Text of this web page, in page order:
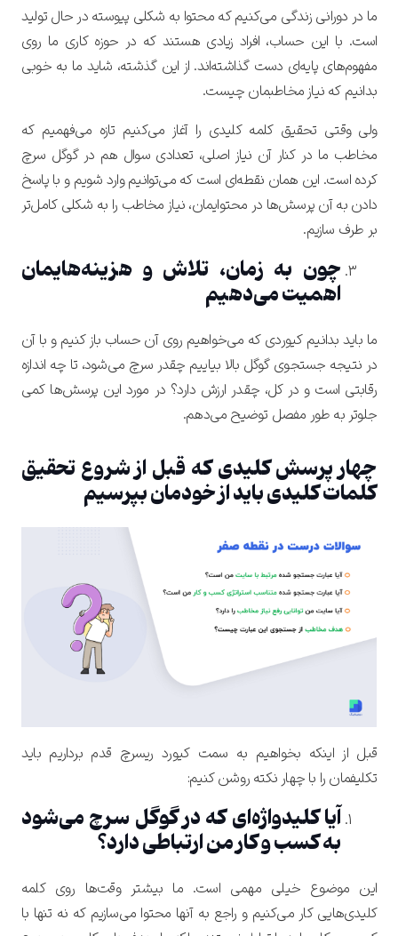
ما در دورانی زندگی می‌کنیم که محتوا به شکلی پیوسته در حال تولید
است. با این حساب، افراد زیادی هستند که در حوزه کاری ما روی
مفهوم‌های پایه‌ای دست گذاشته‌اند. از این گذشته، شاید ما به خوبی
بدانیم که نیاز مخاطبمان چیست.
ولی وقتی تحقیق کلمه کلیدی را آغاز می‌کنیم تازه می‌فهمیم که
مخاطب ما در کنار آن نیاز اصلی، تعدادی سوال هم در گوگل سرچ
کرده است. این همان نقطه‌ای است که می‌توانیم وارد شویم و با پاسخ
دادن به آن پرسش‌ها در محتوایمان، نیاز مخاطب را به شکلی کامل‌تر
بر طرف سازیم.
چون به زمان، تلاش و هزینه‌هایمان
اهمیت می‌دهیم
ما باید بدانیم کیوردی که می‌خواهیم روی آن حساب باز کنیم و با آن
در نتیجه جستجوی گوگل بالا بیاییم چقدر سرچ می‌شود، تا چه اندازه
رقابتی است و در کل، چقدر ارزش دارد؟ در مورد این پرسش‌ها کمی
جلوتر به طور مفصل توضیح می‌دهم.
چهار پرسش کلیدی که قبل از شروع تحقیق
کلمات کلیدی باید از خودمان بپرسیم
قبل از اینکه بخواهیم به سمت کیورد ریسرچ قدم برداریم باید
تکلیفمان را با چهار نکته روشن کنیم:
آیا کلیدواژه‌ای که در گوگل سرچ می‌شود
به کسب و کار من ارتباطی دارد؟
این موضوع خیلی مهمی است. ما بیشتر وقت‌ها روی کلمه
کلیدی‌هایی کار می‌کنیم و راجع به آنها محتوا می‌سازیم که نه تنها با